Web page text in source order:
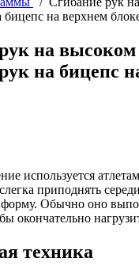
на верхнем
на высоком
на бицепс
используется
приподнять
Обычно оно
окончательно
техника